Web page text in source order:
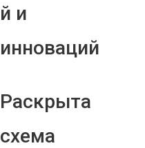
й и
инноваций
Раскрыта
схема